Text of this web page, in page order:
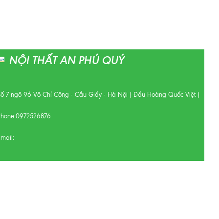
NỘI THẤT AN PHÚ QUÝ
7 ngõ 96 Võ Chí Công - Cầu Giấy - Hà Nội ( Đầu Hoàng Quốc Việt )
0972526876